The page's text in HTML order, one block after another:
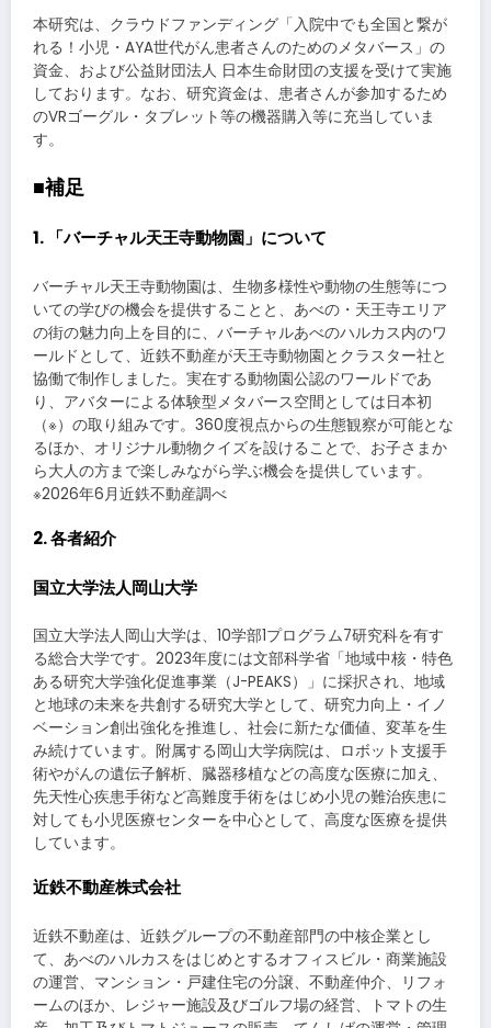
本研究は、クラウドファンディング「入院中でも全国と繋が
れる！小児・AYA世代がん患者さんのためのメタバース」の
資金、および公益財団法人 日本生命財団の支援を受けて実施
しております。なお、研究資金は、患者さんが参加するため
のVRゴーグル・タブレット等の機器購入等に充当していま
す。
■補足
1. 「バーチャル天王寺動物園」について
バーチャル天王寺動物園は、生物多様性や動物の生態等につ
いての学びの機会を提供することと、あべの・天王寺エリア
の街の魅力向上を目的に、バーチャルあべのハルカス内のワ
ールドとして、近鉄不動産が天王寺動物園とクラスター社と
協働で制作しました。実在する動物園公認のワールドであ
り、アバターによる体験型メタバース空間としては日本初
（※）の取り組みです。360度視点からの生態観察が可能とな
るほか、オリジナル動物クイズを設けることで、お子さまか
ら大人の方まで楽しみながら学ぶ機会を提供しています。
※2026年6月近鉄不動産調べ
2. 各者紹介
国立大学法人岡山大学
国立大学法人岡山大学は、10学部1プログラム7研究科を有す
る総合大学です。2023年度には文部科学省「地域中核・特色
ある研究大学強化促進事業（J-PEAKS）」に採択され、地域
と地球の未来を共創する研究大学として、研究力向上・イノ
ベーション創出強化を推進し、社会に新たな価値、変革を生
み続けています。附属する岡山大学病院は、ロボット支援手
術やがんの遺伝子解析、臓器移植などの高度な医療に加え、
先天性心疾患手術など高難度手術をはじめ小児の難治疾患に
対しても小児医療センターを中心として、高度な医療を提供
しています。
近鉄不動産株式会社
近鉄不動産は、近鉄グループの不動産部門の中核企業とし
て、あべのハルカスをはじめとするオフィスビル・商業施設
の運営、マンション・戸建住宅の分譲、不動産仲介、リフォ
ームのほか、レジャー施設及びゴルフ場の経営、トマトの生